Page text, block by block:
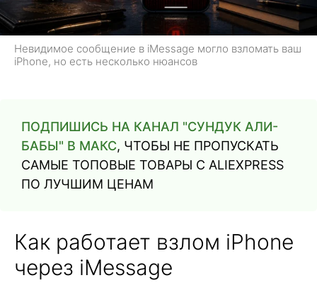
Невидимое сообщение в iMessage могло взломать ваш
iPhone, но есть несколько нюансов
ПОДПИШИСЬ НА КАНАЛ "СУНДУК АЛИ-
БАБЫ" В МАКС, ЧТОБЫ НЕ ПРОПУСКАТЬ
САМЫЕ ТОПОВЫЕ ТОВАРЫ С ALIEXPRESS
ПО ЛУЧШИМ ЦЕНАМ
Как работает взлом iPhone
через iMessage